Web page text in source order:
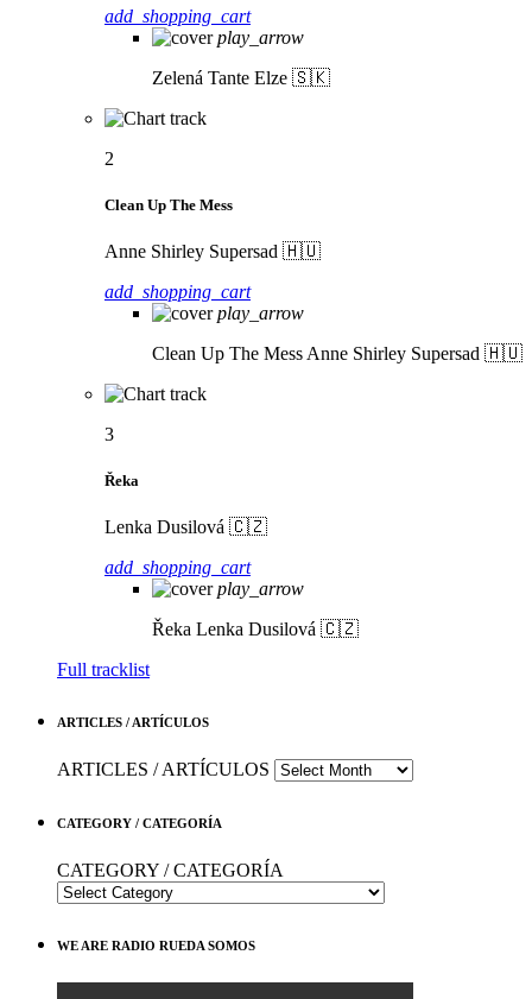
add_shopping_cart
play_arrow
Zelená Tante Elze 🇸🇰
2
Clean Up The Mess
Anne Shirley Supersad 🇭🇺
add_shopping_cart
play_arrow
Clean Up The Mess Anne Shirley Supersad 🇭🇺
3
Řeka
Lenka Dusilová 🇨🇿
add_shopping_cart
play_arrow
Řeka Lenka Dusilová 🇨🇿
Full tracklist
ARTICLES / ARTÍCULOS
ARTICLES / ARTÍCULOS
CATEGORY / CATEGORÍA
CATEGORY / CATEGORÍA
WE ARE RADIO RUEDA SOMOS